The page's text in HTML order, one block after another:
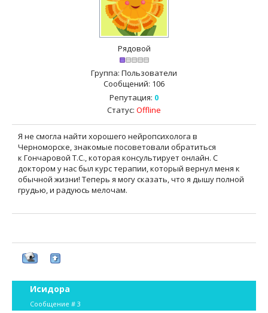
Рядовой
Группа: Пользователи
Сообщений: 106
Репутация: 0
Статус: Offline
Я не смогла найти хорошего нейропсихолога в
Черноморске, знакомые посоветовали обратиться
к Гончаровой Т.С., которая консультирует онлайн. С
доктором у нас был курс терапии, который вернул меня к
обычной жизни! Теперь я могу сказать, что я дышу полной
грудью, и радуюсь мелочам.
Исидора
Сообщение # 3